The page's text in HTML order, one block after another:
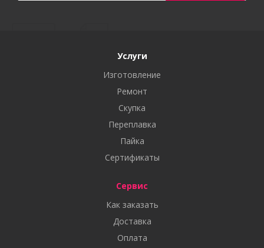
Услуги
Изготовление
Ремонт
Скупка
Переплавка
Пайка
Сертификаты
Сервис
Как заказать
Доставка
Оплата